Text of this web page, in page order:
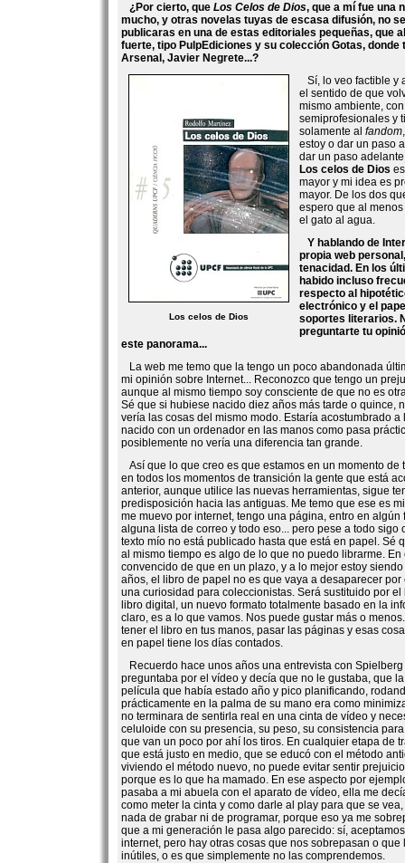
¿Por cierto, que Los Celos de Dios, que a mí fue una
mucho, y otras novelas tuyas de escasa difusión, no
publicaras en una de estas editoriales pequeñas, que
fuerte, tipo PulpEdiciones y su colección Gotas, donde
Arsenal, Javier Negrete...?
Los celos de Dios
Sí, lo veo factible y
el sentido de que
mismo ambiente,
semiprofesionales y
solamente al fandom
estoy o dar un paso
dar un paso
Los celos de Dios
mayor y mi idea es
mayor. De los dos
espero que al
el gato al agua.
Y hablando de
propia web
tenacidad. En los
habido incluso
respecto al
electrónico y el
soportes literarios.
preguntarte tu
este panorama...
La web me temo que la tengo un poco abandonada
mi opinión sobre Internet... Reconozco que tengo un
aunque al mismo tiempo soy consciente de que no es
Sé que si hubiese nacido diez años más tarde o quince,
vería las cosas del mismo modo. Estaría acostumbrado
nacido con un ordenador en las manos como pasa
posiblemente no vería una diferencia tan grande.
Así que lo que creo es que estamos en un momento de
en todos los momentos de transición la gente que está
anterior, aunque utilice las nuevas herramientas, sigue
predisposición hacia las antiguas. Me temo que ese es
me muevo por internet, tengo una página, entro en algún
alguna lista de correo y todo eso... pero pese a todo sigo
texto mío no está publicado hasta que está en papel. Sé
al mismo tiempo es algo de lo que no puedo librarme. En
convencido de que en un plazo, y a lo mejor estoy
años, el libro de papel no es que vaya a desaparecer por
una curiosidad para coleccionistas. Será sustituido por
libro digital, un nuevo formato totalmente basado en la
claro, es a lo que vamos. Nos puede gustar más o
tener el libro en tus manos, pasar las páginas y esas
en papel tiene los días contados.
Recuerdo hace unos años una entrevista con
preguntaba por el vídeo y decía que no le gustaba, que
película que había estado año y pico planificando,
prácticamente en la palma de su mano era como
no terminara de sentirla real en una cinta de vídeo y
celuloide con su presencia, su peso, su consistencia
que van un poco por ahí los tiros. En cualquier etapa de
que está justo en medio, que se educó con el método
viviendo el método nuevo, no puede evitar sentir
porque es lo que ha mamado. En ese aspecto por
pasaba a mi abuela con el aparato de vídeo, ella me
como meter la cinta y como darle al play para que se
nada de grabar ni de programar, porque eso ya me
que a mi generación le pasa algo parecido: sí,
internet, pero hay otras cosas que nos sobrepasan o que
inútiles, o es que simplemente no las comprendemos.